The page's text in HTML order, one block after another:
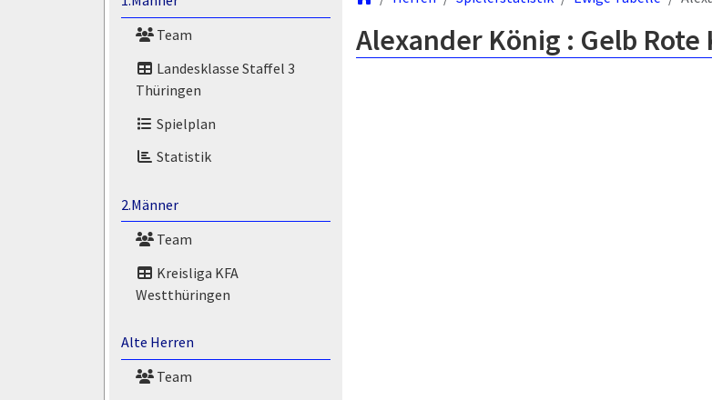
Team
Landesklasse Staffel 3
Thüringen
Spielplan
Statistik
2.Männer
Team
Kreisliga KFA
Westthüringen
Alte Herren
Team
Alexander König : Gelb